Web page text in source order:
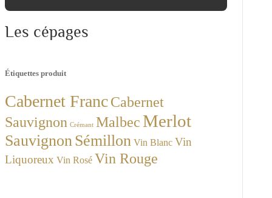
Les cépages
Étiquettes produit
Cabernet FrancCabernet
Sauvignon Crémant Malbec Merlot
SauvignonSémillon Vin Blanc Vin
Liquoreux Vin Rosé Vin Rouge